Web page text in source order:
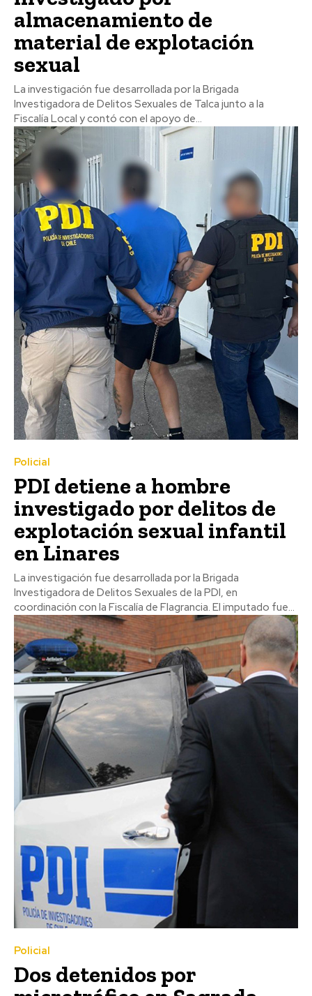
almacenamiento de
material de explotación
sexual
La investigación fue desarrollada por la Brigada
Investigadora de Delitos Sexuales de Talca junto a la
Fiscalía Local y contó con el apoyo de...
Policial
PDI detiene a hombre
investigado por delitos de
explotación sexual infantil
en Linares
La investigación fue desarrollada por la Brigada
Investigadora de Delitos Sexuales de la PDI, en
coordinación con la Fiscalía de Flagrancia. El imputado fue...
Policial
Dos detenidos por